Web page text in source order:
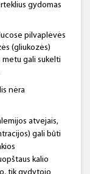
gydomas
pilvaplėvės
(gliukozės)
gali sukelti
nėra
atvejais,
gali būti
kalio